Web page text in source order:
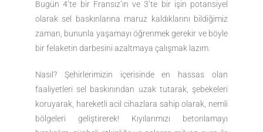
Bugün 4’te bir Fransız’ın ve 3’te bir işin potansiyel
olarak sel baskınlarına maruz kaldıklarını bildiğimiz
zaman, bununla yaşamayı öğrenmek gerekir ve böyle
bir felaketin darbesini azaltmaya çalışmak lazım.
Nasıl? Şehirlerimizin içerisinde en hassas olan
faaliyetleri sel baskınından uzak tutarak, şebekeleri
koruyarak, hareketli acil cihazlara sahip olarak, nemli
bölgeleri geliştirerek! Kıyılarımızı betonlamayı